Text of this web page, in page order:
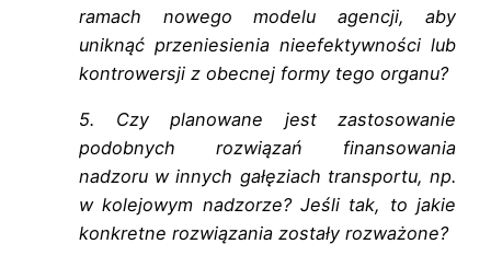
ramach nowego modelu agencji, aby
uniknąć przeniesienia nieefektywności lub
kontrowersji z obecnej formy tego organu?
5. Czy planowane jest zastosowanie
podobnych rozwiązań finansowania
nadzoru w innych gałęziach transportu, np.
w kolejowym nadzorze? Jeśli tak, to jakie
konkretne rozwiązania zostały rozważone?